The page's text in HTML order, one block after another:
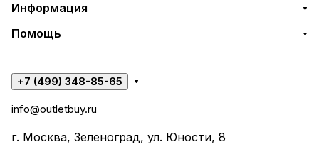
Информация
Помощь
+7 (499) 348-85-65
info@outletbuy.ru
г. Москва, Зеленоград, ул. Юности, 8